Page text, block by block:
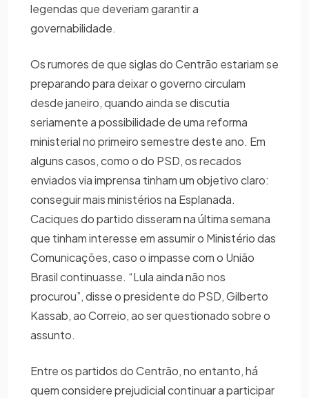
legendas que deveriam garantir a
governabilidade.
Os rumores de que siglas do Centrão estariam se
preparando para deixar o governo circulam
desde janeiro, quando ainda se discutia
seriamente a possibilidade de uma reforma
ministerial no primeiro semestre deste ano. Em
alguns casos, como o do PSD, os recados
enviados via imprensa tinham um objetivo claro:
conseguir mais ministérios na Esplanada.
Caciques do partido disseram na última semana
que tinham interesse em assumir o Ministério das
Comunicações, caso o impasse com o União
Brasil continuasse. “Lula ainda não nos
procurou”, disse o presidente do PSD, Gilberto
Kassab, ao Correio, ao ser questionado sobre o
assunto.
Entre os partidos do Centrão, no entanto, há
quem considere prejudicial continuar a participar